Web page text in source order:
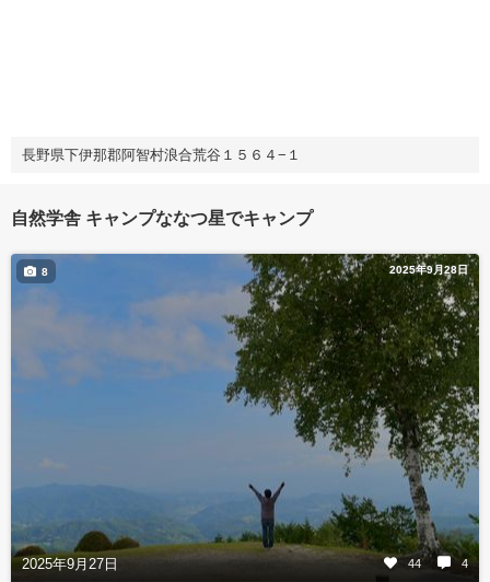
長野県下伊那郡阿智村浪合荒谷１５６４−１
自然学舎 キャンプななつ星でキャンプ
2025年9月28日
2025年9月27日 44 4
8